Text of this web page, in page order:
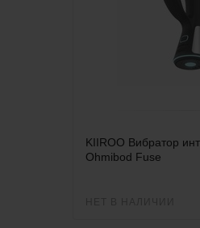
KIIROO Вибратор
Ohmibod Fuse